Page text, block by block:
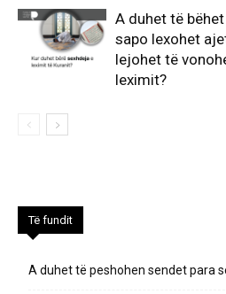
A duhet të
sapo lexohet
lejohet të
leximit?
Të fundit
A duhet të peshohen sendet para